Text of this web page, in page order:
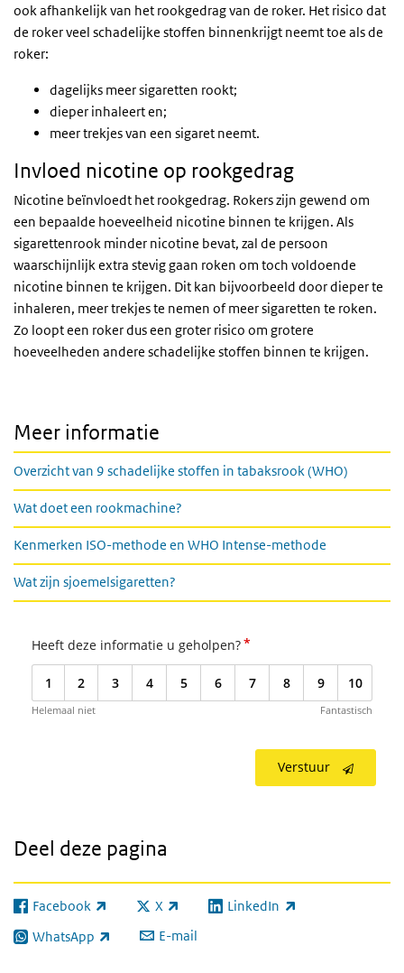
ook afhankelijk van het rookgedrag van de roker. Het risico dat
de roker veel schadelijke stoffen binnenkrijgt neemt toe als de
roker:
dagelijks meer sigaretten rookt;
dieper inhaleert en;
meer trekjes van een sigaret neemt.
Invloed nicotine op rookgedrag
Nicotine beïnvloedt het rookgedrag. Rokers zijn gewend om
een bepaalde hoeveelheid nicotine binnen te krijgen. Als
sigarettenrook minder nicotine bevat, zal de persoon
waarschijnlijk extra stevig gaan roken om toch voldoende
nicotine binnen te krijgen. Dit kan bijvoorbeeld door dieper te
inhaleren, meer trekjes te nemen of meer sigaretten te roken.
Zo loopt een roker dus een groter risico om grotere
hoeveelheden andere schadelijke stoffen binnen te krijgen.
Meer informatie
Overzicht van 9 schadelijke stoffen in tabaksrook (WHO)
Wat doet een rookmachine?
Kenmerken ISO-methode en WHO Intense-methode
Wat zijn sjoemelsigaretten?
Heeft deze informatie u geholpen?*
1 2 3 4 5 6 7 8 9 10
Helemaal niet Fantastisch
Verstuur
Deel deze pagina
Facebook
(externe link) X
(externe link) LinkedIn
(externe link)
WhatsApp
(externe link) E-mail